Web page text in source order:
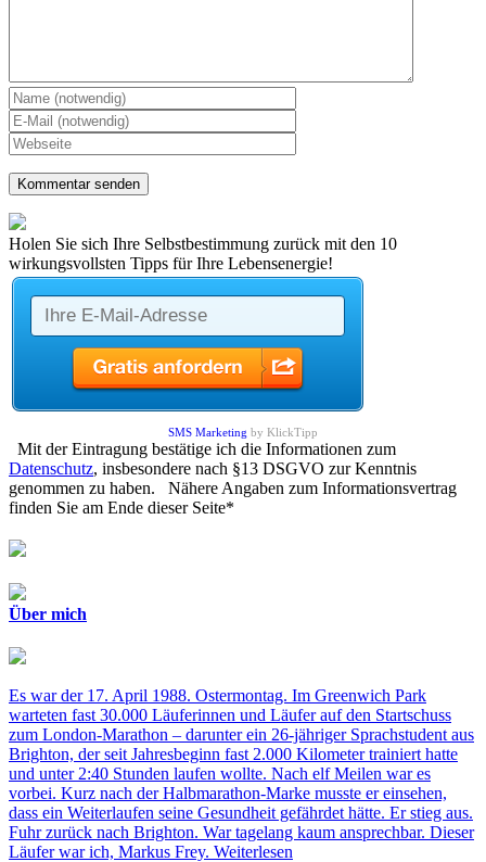
Holen Sie sich Ihre Selbstbestimmung zurück mit den 10
wirkungsvollsten Tipps für Ihre Lebensenergie!
SMS Marketing by KlickTipp
Mit der Eintragung bestätige ich die Informationen zum
Datenschutz, insbesondere nach §13 DSGVO zur Kenntnis
genommen zu haben. Nähere Angaben zum Informationsvertrag
finden Sie am Ende dieser Seite*
Über mich
Es war der 17. April 1988. Ostermontag. Im Greenwich Park
warteten fast 30.000 Läuferinnen und Läufer auf den Startschuss
zum London-Marathon – darunter ein 26-jähriger Sprachstudent aus
Brighton, der seit Jahresbeginn fast 2.000 Kilometer trainiert hatte
und unter 2:40 Stunden laufen wollte. Nach elf Meilen war es
vorbei. Kurz nach der Halbmarathon-Marke musste er einsehen,
dass ein Weiterlaufen seine Gesundheit gefährdet hätte. Er stieg aus.
Fuhr zurück nach Brighton. War tagelang kaum ansprechbar. Dieser
Läufer war ich, Markus Frey. Weiterlesen